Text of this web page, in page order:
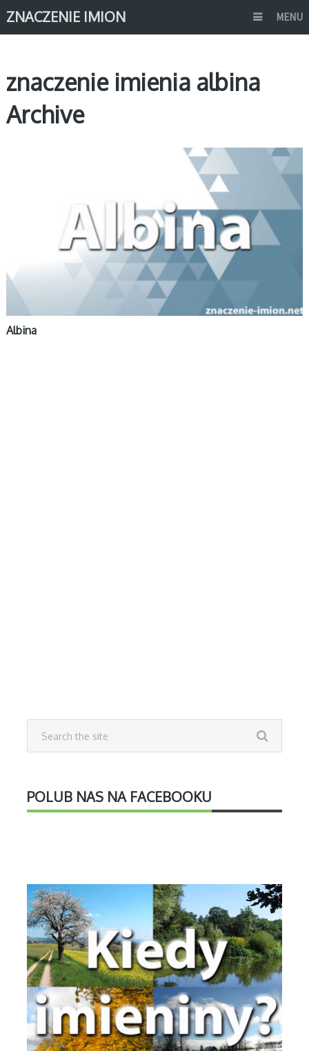
ZNACZENIE IMION MENU
znaczenie imienia albina
Archive
Albina
POLUB NAS NA FACEBOOKU